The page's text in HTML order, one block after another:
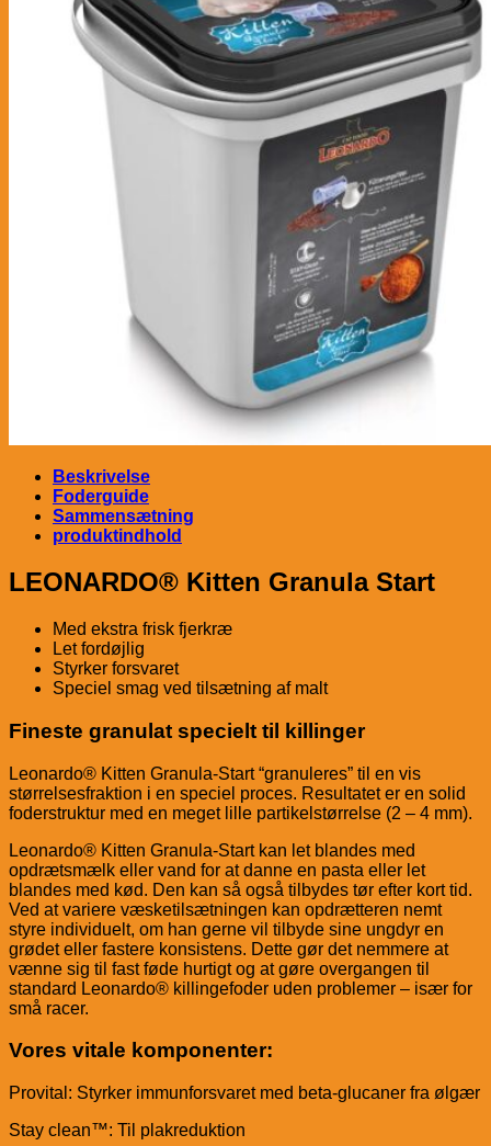
Beskrivelse
Foderguide
Sammensætning
produktindhold
LEONARDO® Kitten Granula Start
Med ekstra frisk fjerkræ
Let fordøjlig
Styrker forsvaret
Speciel smag ved tilsætning af malt
Fineste granulat specielt til killinger
Leonardo® Kitten Granula-Start “granuleres” til en vis
størrelsesfraktion i en speciel proces. Resultatet er en solid
foderstruktur med en meget lille partikelstørrelse (2 – 4 mm).
Leonardo® Kitten Granula-Start kan let blandes med
opdrætsmælk eller vand for at danne en pasta eller let
blandes med kød. Den kan så også tilbydes tør efter kort tid.
Ved at variere væsketilsætningen kan opdrætteren nemt
styre individuelt, om han gerne vil tilbyde sine ungdyr en
grødet eller fastere konsistens. Dette gør det nemmere at
vænne sig til fast føde hurtigt og at gøre overgangen til
standard Leonardo® killingefoder uden problemer – især for
små racer.
Vores vitale komponenter:
Provital: Styrker immunforsvaret med beta-glucaner fra ølgær
Stay clean™: Til plakreduktion